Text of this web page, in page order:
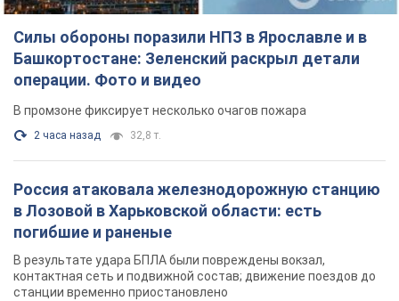
Силы обороны поразили НПЗ в Ярославле и в
Башкортостане: Зеленский раскрыл детали
операции. Фото и видео
В промзоне фиксирует несколько очагов пожара
2 часа назад 32,8 т.
Россия атаковала железнодорожную станцию
в Лозовой в Харьковской области: есть
погибшие и раненые
В результате удара БПЛА были повреждены вокзал,
контактная сеть и подвижной состав; движение поездов до
станции временно приостановлено